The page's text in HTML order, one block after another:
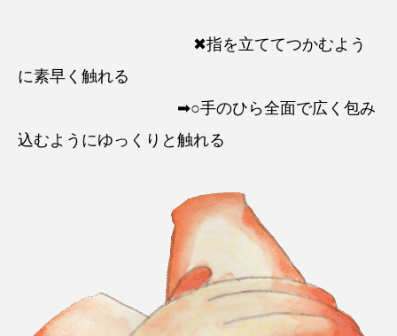
✖指を立ててつかむよう
に素早く触れる
➡○手のひら全面で広く包み
込むようにゆっくりと触れる